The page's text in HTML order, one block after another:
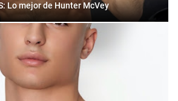
Lo mejor de Hunter McVey